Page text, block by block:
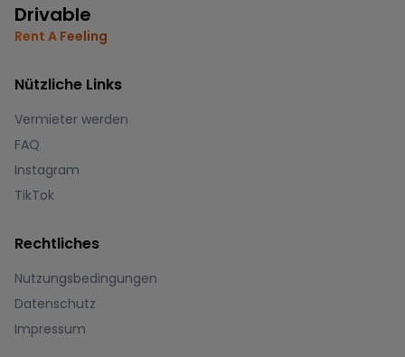
Drivable
Rent A Feeling
Nützliche Links
Vermieter werden
FAQ
Instagram
TikTok
Rechtliches
Nutzungsbedingungen
Datenschutz
Impressum